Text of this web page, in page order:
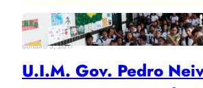
outubro 3, 2017
U.I.M. Gov. Pedro